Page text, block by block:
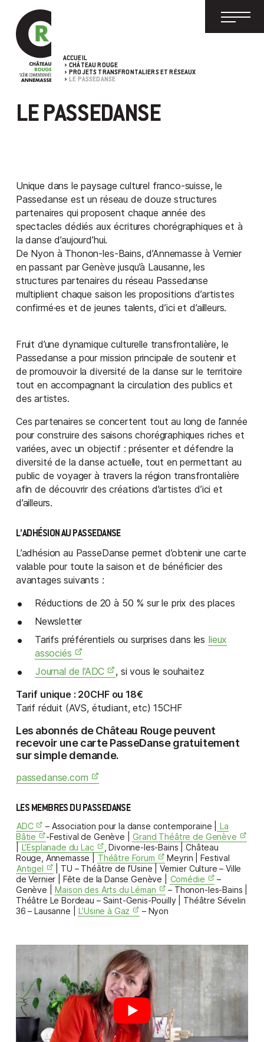
ACCUEIL
CHÂTEAU ROUGE
PROJETS TRANSFRONTALIERS ET RÉSEAUX
LE PASSEDANSE
LE PASSEDANSE
Unique dans le paysage culturel franco-suisse, le
Passedanse est un réseau de douze structures
partenaires qui proposent chaque année des
spectacles dédiés aux écritures chorégraphiques et à
la danse d’aujourd’hui.
De Nyon à Thonon-les-Bains, d’Annemasse à Vernier
en passant par Genève jusqu’à Lausanne, les
structures partenaires du réseau Passedanse
multiplient chaque saison les propositions d’artistes
confirmé·es et de jeunes talents, d’ici et d’ailleurs.
Fruit d’une dynamique culturelle transfrontalière, le
Passedanse a pour mission principale de soutenir et
de promouvoir la diversité de la danse sur le territoire
tout en accompagnant la circulation des publics et
des artistes.
Ces partenaires se concertent tout au long de l’année
pour construire des saisons chorégraphiques riches et
variées, avec un objectif : présenter et défendre la
diversité de la danse actuelle, tout en permettant au
public de voyager à travers la région transfrontalière
afin de découvrir des créations d’artistes d’ici et
d’ailleurs.
L’ADHÉSION AU PASSEDANSE
L’adhésion au PasseDanse permet d’obtenir une carte
valable pour toute la saison et de bénéficier des
avantages suivants :
Réductions de 20 à 50 % sur le prix des places
Newsletter
Tarifs préférentiels ou surprises dans les lieux
associés
Journal de l’ADC
, si vous le souhaitez
Tarif unique : 20CHF ou 18€
Tarif réduit (AVS, étudiant, etc) 15CHF
Les abonnés de Château Rouge peuvent
recevoir une carte PasseDanse gratuitement
sur simple demande.
passedanse.com
LES MEMBRES DU PASSEDANSE
ADC – Association pour la danse contemporaine |
La
Bâtie
-Festival de Genève | Grand Théâtre de Genève
L’Esplanade du Lac
, Divonne-les-Bains | Château
Rouge, Annemasse |
Théâtre Forum
Meyrin | Festival
Antigel
| TU – Théâtre de l’Usine | Vernier Culture – Ville
de Vernier | Fête de la Danse Genève | Comédie
–
Genève | Maison des Arts du Léman
– Thonon-les-Bains |
Théâtre Le Bordeau – Saint-Genis-Pouilly | Théâtre Sévelin
36 – Lausanne | L’Usine à Gaz – Nyon